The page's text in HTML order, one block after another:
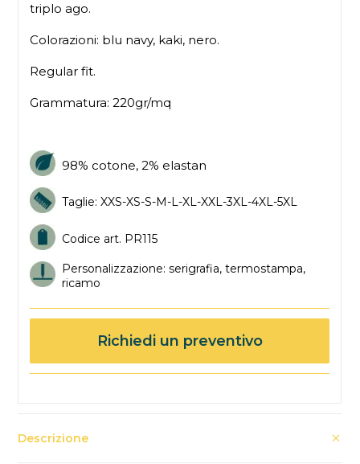
triplo ago.
Colorazioni: blu navy, kaki, nero.
Regular fit.
Grammatura: 220gr/mq
98% cotone, 2% elastan
Taglie: XXS-XS-S-M-L-XL-XXL-3XL-4XL-5XL
Codice art. PR115
Personalizzazione: serigrafia, termostampa,
ricamo
Richiedi un preventivo
Descrizione